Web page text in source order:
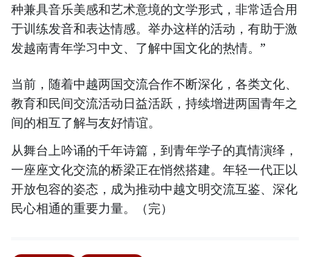
种兼具音乐美感和艺术意境的文学形式，非常适合用
于训练发音和表达情感。举办这样的活动，有助于激
发越南青年学习中文、了解中国文化的热情。”
当前，随着中越两国交流合作不断深化，各类文化、
教育和民间交流活动日益活跃，持续增进两国青年之
间的相互了解与友好情谊。
从舞台上吟诵的千年诗篇，到青年学子的真情演绎，
一座座文化交流的桥梁正在悄然搭建。年轻一代正以
开放包容的姿态，成为推动中越文明交流互鉴、深化
民心相通的重要力量。（完）